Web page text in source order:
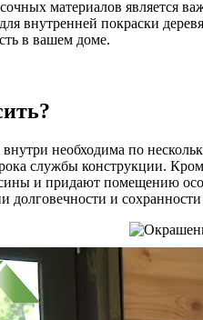
материалов является
внутренней покраски
в вашем доме.
необходима по
службы конструкции.
и придают помещению
долговечности и